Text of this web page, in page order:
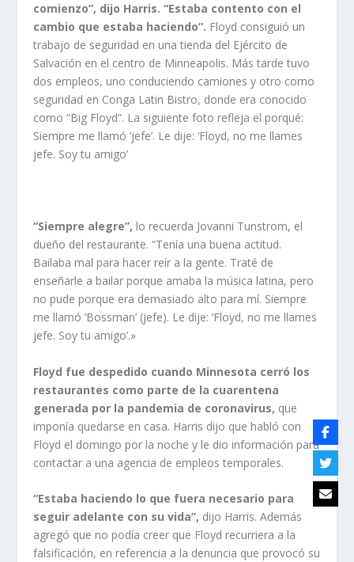
comienzo”, dijo Harris. “Estaba contento con el
cambio que estaba haciendo”. Floyd consiguió un
trabajo de seguridad en una tienda del Ejército de
Salvación en el centro de Minneapolis. Más tarde tuvo
dos empleos, uno conduciendo camiones y otro como
seguridad en Conga Latin Bistro, donde era conocido
como “Big Floyd”. La siguiente foto refleja el porqué:
Siempre me llamó ‘jefe’. Le dije: ‘Floyd, no me llames
jefe. Soy tu amigo’
“Siempre alegre”, lo recuerda Jovanni Tunstrom, el
dueño del restaurante. “Tenía una buena actitud.
Bailaba mal para hacer reír a la gente. Traté de
enseñarle a bailar porque amaba la música latina, pero
no pude porque era demasiado alto para mí. Siempre
me llamó ‘Bossman’ (jefe). Le dije: ‘Floyd, no me llames
jefe. Soy tu amigo’.»
Floyd fue despedido cuando Minnesota cerró los
restaurantes como parte de la cuarentena
generada por la pandemia de coronavirus, que
imponía quedarse en casa. Harris dijo que habló con
Floyd el domingo por la noche y le dio información para
contactar a una agencia de empleos temporales.
“Estaba haciendo lo que fuera necesario para
seguir adelante con su vida”, dijo Harris. Además
agregó que no podía creer que Floyd recurriera a la
falsificación, en referencia a la denuncia que provocó su